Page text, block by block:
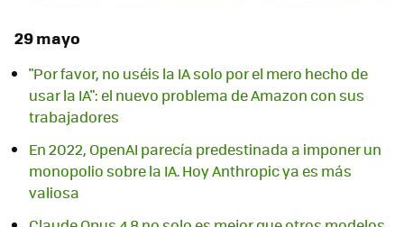
29 mayo
"Por favor, no uséis la IA solo por el mero hecho de
usar la IA": el nuevo problema de Amazon con sus
trabajadores
En 2022, OpenAI parecía predestinada a imponer un
monopolio sobre la IA. Hoy Anthropic ya es más
valiosa